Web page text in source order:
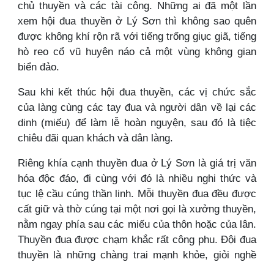
chủ thuyền và các tài công. Những ai đã một lần
xem hội đua thuyền ở Lý Sơn thì không sao quên
được không khí rộn rã với tiếng trống giục giã, tiếng
hò reo cổ vũ huyên náo cả một vùng không gian
biển đảo.
Sau khi kết thúc hội đua thuyền, các vị chức sắc
của làng cùng các tay đua và người dân về lại các
dinh (miếu) để làm lễ hoàn nguyện, sau đó là tiệc
chiêu đãi quan khách và dân làng.
Riêng khía cạnh thuyền đua ở Lý Sơn là giá trị văn
hóa độc đáo, đi cùng với đó là nhiều nghi thức và
tục lệ cầu cúng thần linh. Mỗi thuyền đua đều được
cất giữ và thờ cúng tại một nơi gọi là xưởng thuyền,
nằm ngay phía sau các miếu của thôn hoặc của lân.
Thuyền đua được chạm khắc rất công phu. Đội đua
thuyền là những chàng trai mạnh khỏe, giỏi nghề